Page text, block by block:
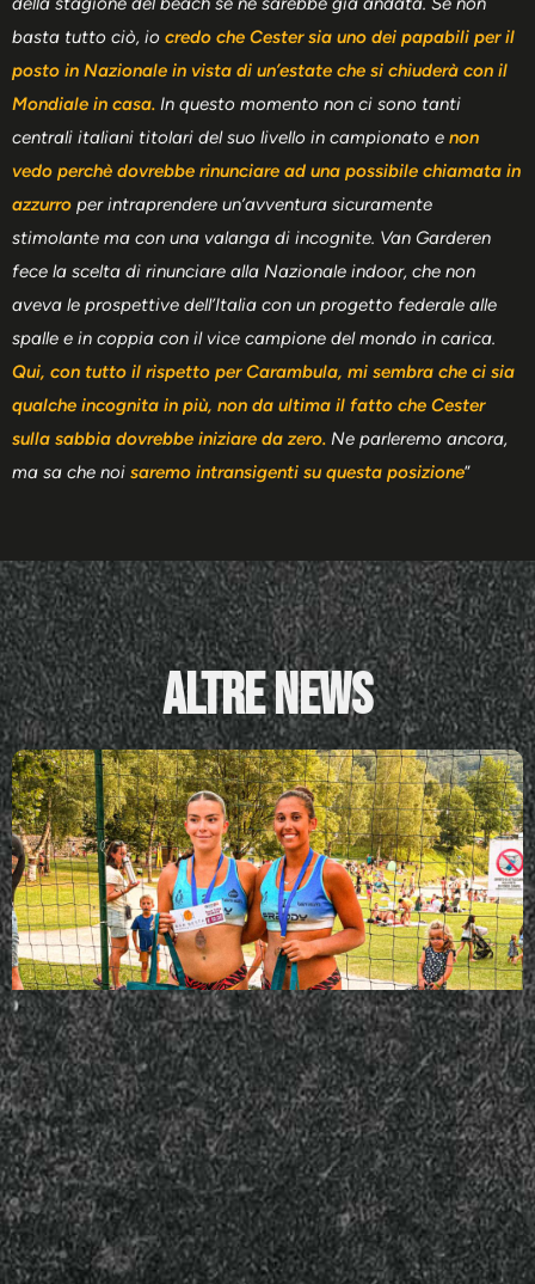
basta tutto ciò, io credo che Cester sia uno dei papabili per il
posto in Nazionale in vista di un’estate che si chiuderà con il
Mondiale in casa. In questo momento non ci sono tanti
centrali italiani titolari del suo livello in campionato e non
vedo perchè dovrebbe rinunciare ad una possibile chiamata in
azzurro per intraprendere un’avventura sicuramente
stimolante ma con una valanga di incognite. Van Garderen
fece la scelta di rinunciare alla Nazionale indoor, che non
aveva le prospettive dell’Italia con un progetto federale alle
spalle e in coppia con il vice campione del mondo in carica.
Qui, con tutto il rispetto per Carambula, mi sembra che ci sia
qualche incognita in più, non da ultima il fatto che Cester
sulla sabbia dovrebbe iniziare da zero. Ne parleremo ancora,
ma sa che noi saremo intransigenti su questa posizione”
Altre News